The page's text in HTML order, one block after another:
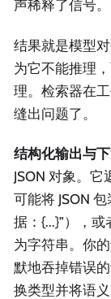
声稀释了信号。
结果就是模型
为它不能推理
理。检索器在
缝出问题了。
结构化输出与下
JSON 对象。它
可能将 JSON
据：{...}”），
为字符串。你
默地吞掉错误
换类型并将语